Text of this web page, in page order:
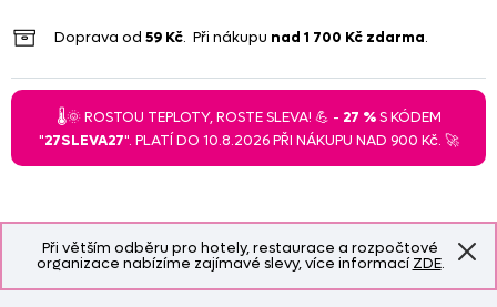
Při větším odběru pro hotely, restaurace a rozpočtové
organizace nabízíme zajímavé slevy, více informacíZDE.
Doprava od 59 Kč. Při nákupu nad 1 700 Kč zdarma.
🌡️🌞 ROSTOU TEPLOTY, ROSTE SLEVA! 💪 - 27 %S KÓDEM
"27SLEVA27". PLATÍ DO 10.8.2026 PŘI NÁKUPU NAD 900 Kč. 🚀